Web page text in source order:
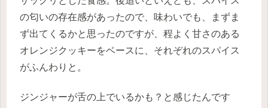
の匂いの存在感があったので、味わいでも、まずま
ず出てくるかと思ったのですが、程よく甘さのある
オレンジクッキーをベースに、それぞれのスパイス
がふんわりと。
ジンジャーが舌の上でいるかも？と感じたんです